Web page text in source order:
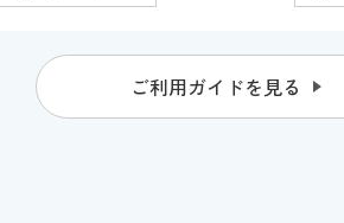
ご利用ガイドを見る